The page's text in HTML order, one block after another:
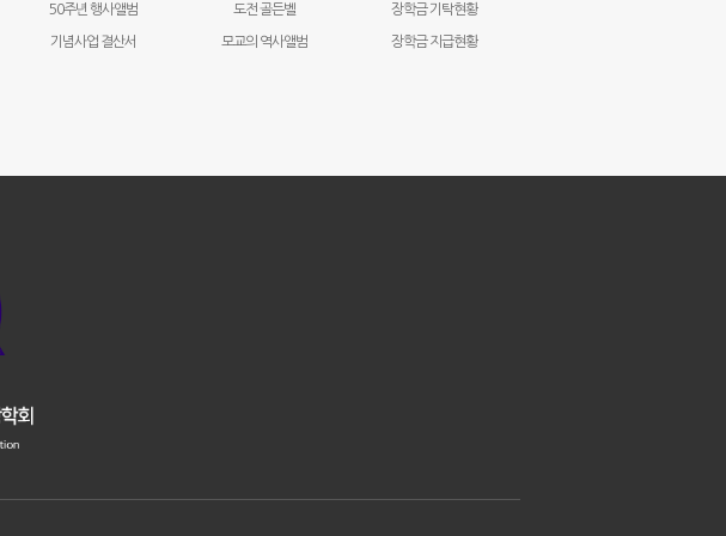
50주년 행사앨범
기념사업 결산서
도전 골든벨
모교의 역사앨범
장학금 기탁현황
장학금 지급현황